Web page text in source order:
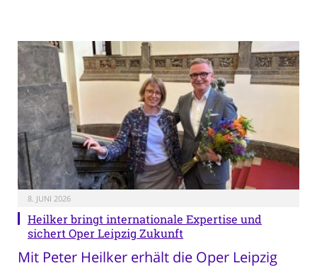
8. JUNI 2026
Heilker bringt internationale Expertise und
sichert Oper Leipzig Zukunft
Mit Peter Heilker erhält die Oper Leipzig